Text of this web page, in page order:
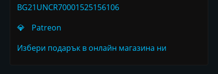
BG21UNCR70001525156106
💎
Patreon
Избери подарък в онлайн магазина ни